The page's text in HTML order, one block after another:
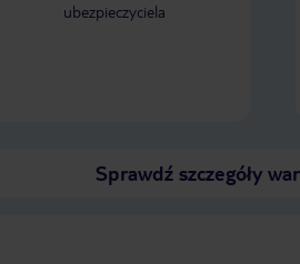
ubezpieczyciela
Sprawdź szczegóły